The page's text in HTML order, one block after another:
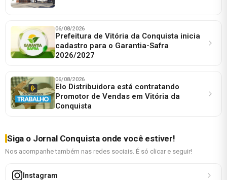
06/08/2026
Prefeitura de Vitória da Conquista inicia
cadastro para o Garantia-Safra
2026/2027
06/08/2026
Elo Distribuidora está contratando
Promotor de Vendas em Vitória da
Conquista
Siga o Jornal Conquista onde você estiver!
Nos acompanhe também nas redes sociais. É só clicar e seguir!
Instagram